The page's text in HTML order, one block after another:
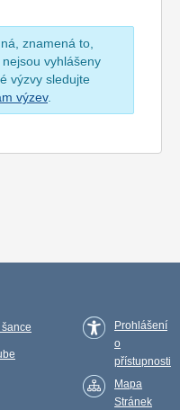
znamená to,
vyhlášeny
výzvy sledujte
výzev.
Prohlášení
o
přístupnosti
Mapa
Stránek